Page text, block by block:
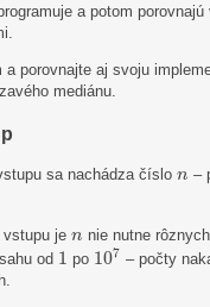
a potom
a porovnajte aj svoju
mediánu.
sa nachádza číslon
n –
vstupu jen
n nie nutne
od 1
1 po 107
107
– počty